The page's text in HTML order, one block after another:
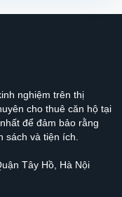
nghiệm trên thị
cho thuê căn hộ tại
để đảm bảo rằng
và tiện ích.
Tây Hồ, Hà Nội